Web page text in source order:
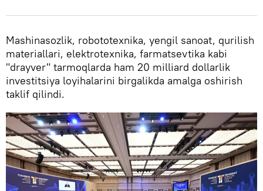
Mashinasozlik, robototexnika, yengil sanoat, qurilish
materiallari, elektrotexnika, farmatsevtika kabi
"drayver" tarmoqlarda ham 20 milliard dollarlik
investitsiya loyihalarini birgalikda amalga oshirish
taklif qilindi.